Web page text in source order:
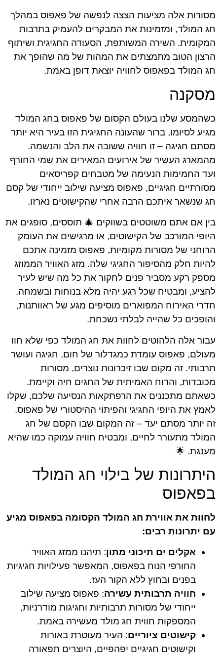
מסורות אלה מציעות הצצה לנפשה של פאפוס במהלך
חג המולד, ומזמינות את המבקרים להעמיק בתרבות
המקומית. השירה המשותפת, הסעודה החגיגית ושיתוף
הרצון הטוב מתמצתים את המהות של מה שהופך את
חג המולד בפאפוס לחוויה יוצאת דופן באמת.
מסקנה
כשהמסע שלנו בעולם הקסום של פאפוס בחג המולד
מגיע לסיומו, ברור שהעונה החגיגית הזו בעיר היא יותר
מסתם חגיגה – זו חוויה ששובה את הלב והנשמה.
מהמארג העשיר של אירועים המאירים את שמי החורף
ועד החמימות הנעימה של מטבחים קפריסאים
מסורתיים חגיגיים, פאפוס מציעה שילוב ייחודי של קסם
חג שנשאר איתכם הרבה אחרי שהקישוטים נארזו.
בין אם אתם משוטטים בשווקים 🎄 תוססים, סופגים את
היופי המורכב של הקישוטים, או מרגישים את העומק
הרוחני של מסורות מקומיות, פאפוס מזמינה אתכם
להיות חלק מהסיפור החגיגי שלה. מזג האוויר הממוזג
מספק רקע מסביר פנים לחקור את כל מה שיש לעיר
להציע, ומבטיח שכל רגע יהיה מלא בנוחות ובשמחה.
חדרי האירוח המפוארים מוסיפים מגע של ראוותנות,
והופכים כל שהייה לבלתי נשכחת.
עבור אלה הלהוטים לחוות את חג המולד כפי שלא חוו
מעולם, פאפוס עומדת כמגדלור של חום, חגיגה ועושר
תרבותי. זה מקום שבו זיכרונות נוצרים, מסורות
מכובדות, והרוח האמיתית של החגים חיה וקיימת.
כשאתם מתכננים את הרפתקאות הנסיעה שלכם, שקלו
לאמץ את היופי החגיגי והפיתוי ההיסטורי של פאפוס.
זה יותר מסתם יעד – זה המקום שבו הקסם של חג
המולד מתעורר לחיים, ומבטיח חוויה עמוקה כמו שהיא
מענגת. 🌟
היתרונות של בילוי חג המולד
בפאפוס
לחוות את אווירת חג המולד הקסומה בפאפוס מגיע
עם יתרונות רבים:
אקלים ים תיכוני מתון: תיהנו ממזג האוויר
החורפי הנוח בפאפוס, המאפשר פעילויות חגיגיות
בפנים ובחוץ ללא הקור העז.
חוויה תרבותית עשירה: פאפוס מציעה שילוב
ייחודי של מסורות תרבותיות וחגיגות מודרניות,
המספקות חווית חג מולד מעשירה באמת.
קישוטים ציוריים: העיר מעוטרת באורות
וקישוטים חגיגיים יפהפיים, היוצרים תפאורה